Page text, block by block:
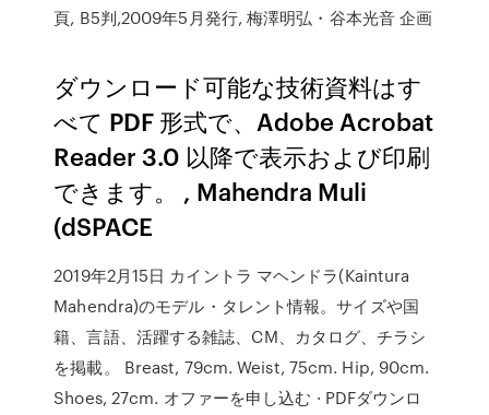
頁, B5判,2009年5月発行, 梅澤明弘・谷本光音 企画
ダウンロード可能な技術資料はす
べて PDF 形式で、Adobe Acrobat
Reader 3.0 以降で表示および印刷
できます。 , Mahendra Muli
(dSPACE
2019年2月15日 カイントラ マヘンドラ(Kaintura
Mahendra)のモデル・タレント情報。サイズや国
籍、言語、活躍する雑誌、CM、カタログ、チラシ
を掲載。 Breast, 79cm. Weist, 75cm. Hip, 90cm.
Shoes, 27cm. オファーを申し込む · PDFダウンロ